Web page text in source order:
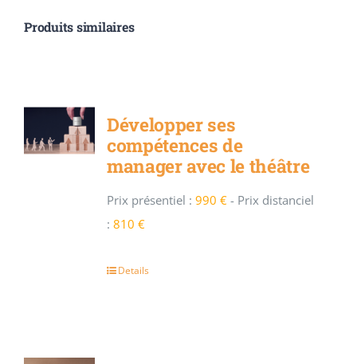
Produits similaires
Développer ses
compétences de
manager avec le théâtre
Prix présentiel : 990 € - Prix distanciel
: 810 €
Details